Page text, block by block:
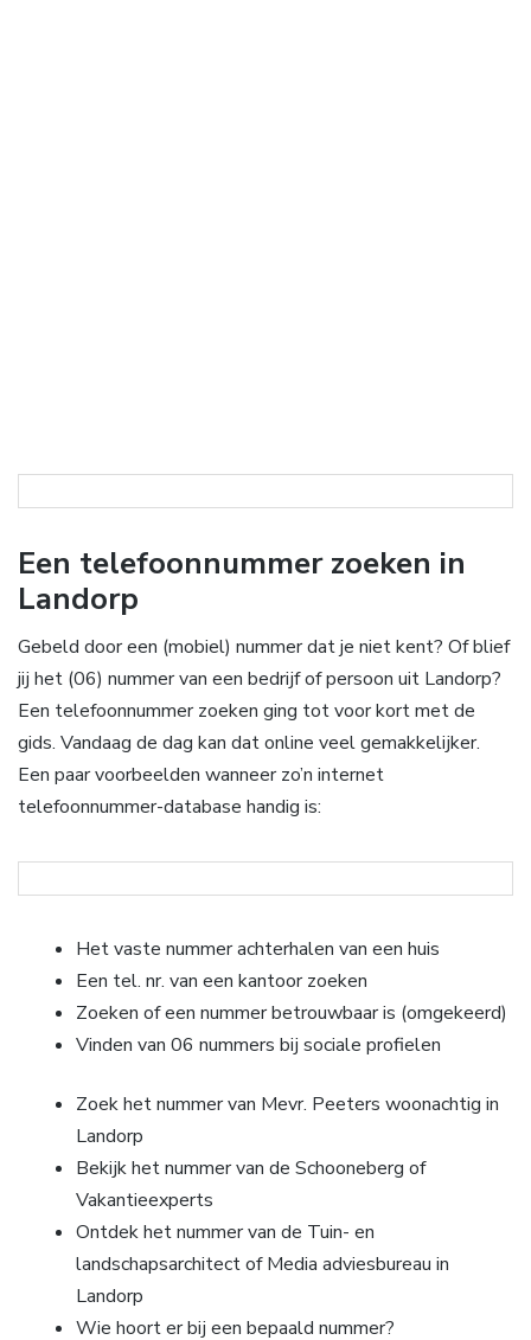
Een telefoonnummer zoeken in
Landorp
Gebeld door een (mobiel) nummer dat je niet kent? Of blief
jij het (06) nummer van een bedrijf of persoon uit Landorp?
Een telefoonnummer zoeken ging tot voor kort met de
gids. Vandaag de dag kan dat online veel gemakkelijker.
Een paar voorbeelden wanneer zo’n internet
telefoonnummer-database handig is:
Het vaste nummer achterhalen van een huis
Een tel. nr. van een kantoor zoeken
Zoeken of een nummer betrouwbaar is (omgekeerd)
Vinden van 06 nummers bij sociale profielen
Zoek het nummer van Mevr. Peeters woonachtig in
Landorp
Bekijk het nummer van de Schooneberg of
Vakantieexperts
Ontdek het nummer van de Tuin- en
landschapsarchitect of Media adviesbureau in
Landorp
Wie hoort er bij een bepaald nummer?